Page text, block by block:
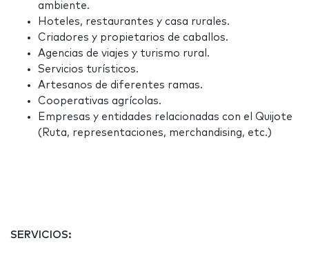
ambiente.
Hoteles, restaurantes y casa rurales.
Criadores y propietarios de caballos.
Agencias de viajes y turismo rural.
Servicios turísticos.
Artesanos de diferentes ramas.
Cooperativas agrícolas.
Empresas y entidades relacionadas con el Quijote
(Ruta, representaciones, merchandising, etc.)
SERVICIOS: